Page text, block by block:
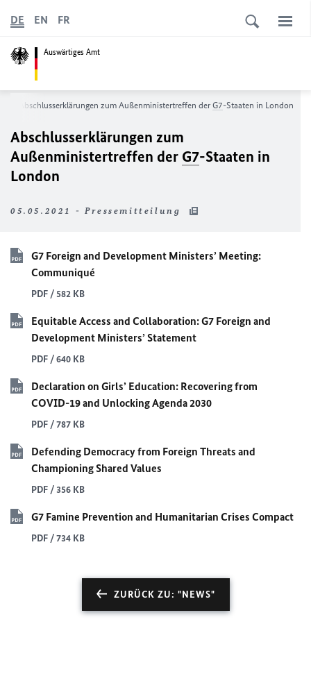
Auswärtiges Amt
DE EN FR
Abschlusserklärungen zum Außenministertreffen der G7-Staaten in London
Abschlusserklärungen zum
Außenministertreffen der G7-Staaten in
London
05.05.2021 - Pressemitteilung
G7 Foreign and Development Ministers’ Meeting:
Communiqué
PDF / 582 KB
Equitable Access and Collaboration:G7 Foreign and
Development Ministers’ Statement
PDF / 640 KB
Declaration on Girls’ Education: Recovering from
COVID-19and Unlocking Agenda 2030
PDF / 787 KB
Defending Democracy from Foreign Threats and
Championing Shared Values
PDF / 356 KB
G7 Famine Prevention and Humanitarian Crises Compact
PDF / 734 KB
ZURÜCK ZU: "NEWS"